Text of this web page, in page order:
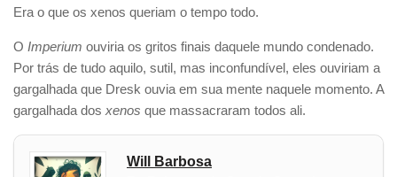
Era o que os xenos queriam o tempo todo.
O Imperium ouviria os gritos finais daquele mundo condenado.
Por trás de tudo aquilo, sutil, mas inconfundível, eles ouviriam a
gargalhada que Dresk ouvia em sua mente naquele momento. A
gargalhada dos xenos que massacraram todos ali.
Will Barbosa